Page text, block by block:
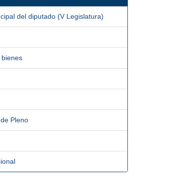
del diputado (V Legislatura)
bienes
Pleno